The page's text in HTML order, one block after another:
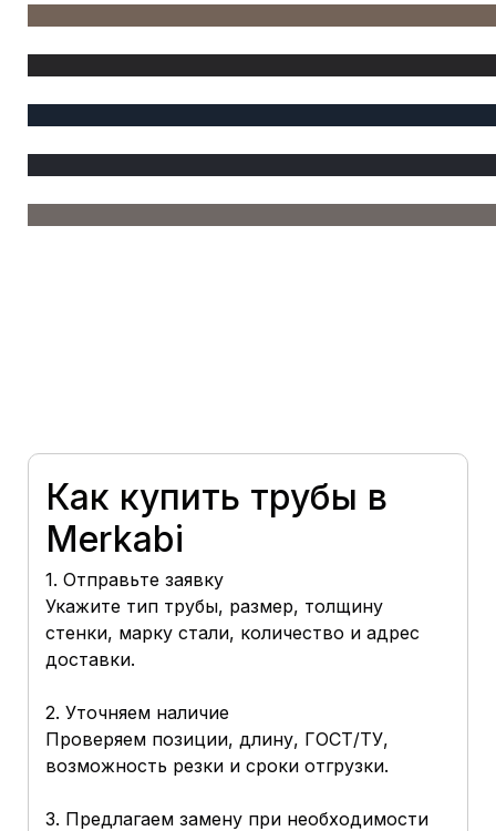
Как купить трубы в
Merkabi
1. Отправьте заявку
Укажите тип трубы, размер, толщину
стенки, марку стали, количество и адрес
доставки.
2. Уточняем наличие
Проверяем позиции, длину, ГОСТ/ТУ,
возможность резки и сроки отгрузки.
3. Предлагаем замену при необходимости